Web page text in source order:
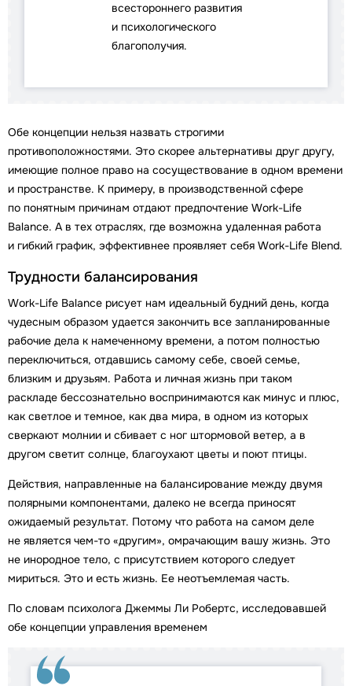
всестороннего развития
и психологического
благополучия.
Обе концепции нельзя назвать строгими
противоположностями. Это скорее альтернативы друг другу,
имеющие полное право на сосуществование в одном времени
и пространстве. К примеру, в производственной сфере
по понятным причинам отдают предпочтение Work-Life
Balance. А в тех отраслях, где возможна удаленная работа
и гибкий график, эффективнее проявляет себя Work-Life Blend.
Трудности балансирования
Work-Life Balance рисует нам идеальный будний день, когда
чудесным образом удается закончить все запланированные
рабочие дела к намеченному времени, а потом полностью
переключиться, отдавшись самому себе, своей семье,
близким и друзьям. Работа и личная жизнь при таком
раскладе бессознательно воспринимаются как минус и плюс,
как светлое и темное, как два мира, в одном из которых
сверкают молнии и сбивает с ног штормовой ветер, а в
другом светит солнце, благоухают цветы и поют птицы.
Действия, направленные на балансирование между двумя
полярными компонентами, далеко не всегда приносят
ожидаемый результат. Потому что работа на самом деле
не является чем-то «другим», омрачающим вашу жизнь. Это
не инородное тело, с присутствием которого следует
мириться. Это и есть жизнь. Ее неотъемлемая часть.
По словам психолога Джеммы Ли Робертс, исследовавшей
обе концепции управления временем